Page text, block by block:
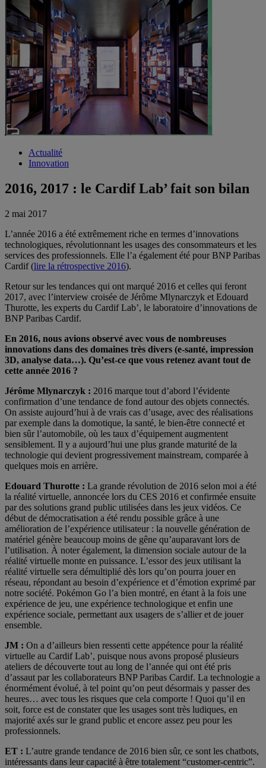
Actualité
Innovation
2016, 2017 : le Cardif Lab’ fait son bilan
2 mai 2017
L’année 2016 a été extrêmement riche en termes d’innovations
technologiques, révolutionnant les usages des consommateurs et les
services des professionnels. Elle l’a également été pour BNP Paribas
Cardif (lire la rétrospective 2016).
Retour sur les tendances qui ont marqué 2016 et celles qui feront
2017, avec l’interview croisée de Jérôme Mlynarczyk et Edouard
Thurotte, les experts du Cardif Lab’, le laboratoire d’innovations de
BNP Paribas Cardif.
En 2016, nous avions observé avec vous de nombreuses
innovations dans des domaines très divers (e-santé, impression
3D, analyse data…). Qu’est-ce que vous retenez avant tout de
cette année 2016 ?
Jérôme Mlynarczyk : 2016 marque tout d’abord l’évidente
confirmation d’une tendance de fond autour des objets connectés.
On assiste aujourd’hui à de vrais cas d’usage, avec des réalisations
par exemple dans la domotique, la santé, le bien-être connecté et
bien sûr l’automobile, où les taux d’équipement augmentent
sensiblement. Il y a aujourd’hui une plus grande maturité de la
technologie qui devient progressivement mainstream, comparée à
quelques mois en arrière.
Edouard Thurotte : La grande révolution de 2016 selon moi a été
la réalité virtuelle, annoncée lors du CES 2016 et confirmée ensuite
par des solutions grand public utilisées dans les jeux vidéos. Ce
début de démocratisation a été rendu possible grâce à une
amélioration de l’expérience utilisateur : la nouvelle génération de
matériel génère beaucoup moins de gêne qu’auparavant lors de
l’utilisation. À noter également, la dimension sociale autour de la
réalité virtuelle monte en puissance. L’essor des jeux utilisant la
réalité virtuelle sera démultiplié dès lors qu’on pourra jouer en
réseau, répondant au besoin d’expérience et d’émotion exprimé par
notre société. Pokémon Go l’a bien montré, en étant à la fois une
expérience de jeu, une expérience technologique et enfin une
expérience sociale, permettant aux usagers de s’allier et de jouer
ensemble.
JM : On a d’ailleurs bien ressenti cette appétence pour la réalité
virtuelle au Cardif Lab’, puisque nous avons proposé plusieurs
ateliers de découverte tout au long de l’année qui ont été pris
d’assaut par les collaborateurs BNP Paribas Cardif. La technologie a
énormément évolué, à tel point qu’on peut désormais y passer des
heures… avec tous les risques que cela comporte ! Quoi qu’il en
soit, force est de constater que les usages sont très ludiques, en
majorité axés sur le grand public et encore assez peu pour les
professionnels.
ET : L’autre grande tendance de 2016 bien sûr, ce sont les chatbots,
intéressants dans leur capacité à être totalement “customer-centric”.